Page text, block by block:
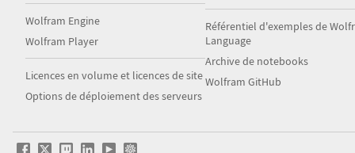
Wolfram Engine
Wolfram Player
Licences en volume et licences de site
Options de déploiement des serveurs
Référentiel d'exemples de
Language
Archive de notebooks
Wolfram GitHub